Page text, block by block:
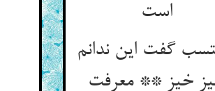
است‏
گفت این ندانم
خیز ** معرفت